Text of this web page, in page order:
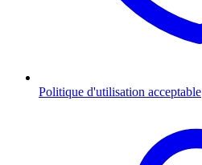
Politique d'utilisation acceptable